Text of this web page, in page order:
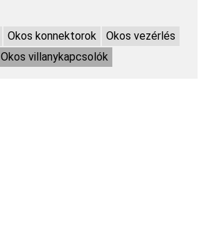
Okos konnektorok
Okos vezérlés
Okos villanykapcsolók